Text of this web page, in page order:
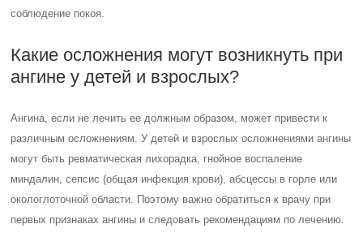
соблюдение покоя.
Какие осложнения могут возникнуть при
ангине у детей и взрослых?
Ангина, если не лечить ее должным образом, может привести к
различным осложнениям. У детей и взрослых осложнениями ангины
могут быть ревматическая лихорадка, гнойное воспаление
миндалин, сепсис (общая инфекция крови), абсцессы в горле или
окологлоточной области. Поэтому важно обратиться к врачу при
первых признаках ангины и следовать рекомендациям по лечению.